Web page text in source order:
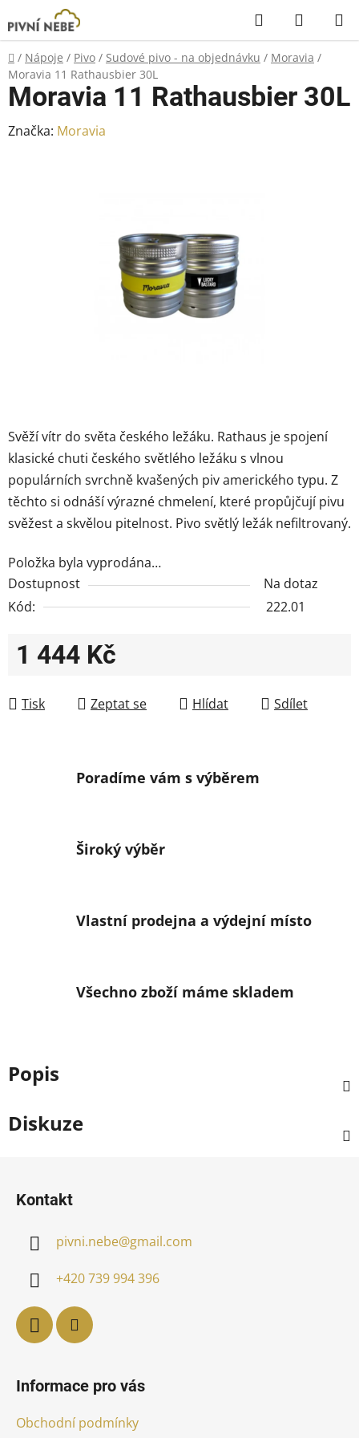
na
obsah
Hledat
KOŠÍK
Domů
/ Nápoje / Pivo / Sudové pivo - na objednávku / Moravia /
Moravia 11 Rathausbier 30L
Svěží vítr do světa českého ležáku. Rathaus je spojení
klasické chuti českého světlého ležáku s vlnou
populárních svrchně kvašených piv amerického typu. Z
těchto si odnáší výrazné chmelení, které propůjčují pivu
svěžest a skvělou pitelnost. Pivo světlý ležák nefiltrovaný.
Položka byla vyprodána…
Dostupnost
Na dotaz
Kód:
222.01
1 444 Kč
Tisk
Zeptat se Hlídat Sdílet
Moravia 11 Rathausbier 30L
Značka: Moravia
Poradíme vám s výběrem
Široký výběr
Vlastní prodejna a výdejní místo
Všechno zboží máme skladem
Popis
Diskuze
Kontakt
pivni.nebe@gmail.com
+420 739 994 396
Informace pro vás
Obchodní podmínky